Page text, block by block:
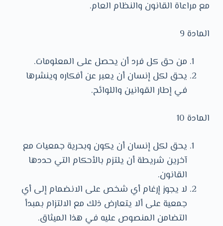
مع مراعاة القانون والنظام العام.
المادة 9
من حق كل فرد أن يحصل على المعلومات.
يحق لكل إنسان أن يعبر عن أفكاره وينشرها
في إطار القوانين واللوائح.
المادة 10
يحق لكل إنسان أن يكون وبحرية جمعيات مع
آخرين شريطة أن يلتزم بالأحكام التي حددها
القانون.
لا يجوز إرغام أي شخص على الانضمام إلى أي
جمعية على ألا يتعارض ذلك مع الالتزام بمبدأ
التضامن المنصوص عليه في هذا الميثاق.